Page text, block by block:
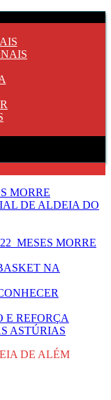
MORRE
DE ALDEIA DO
MESES MORRE
NA
E REFORÇA
ASTÚRIAS
DE ALÉM